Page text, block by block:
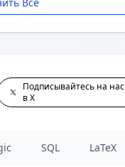
Подписывайтесь на нас
в X
SQL LaTeX